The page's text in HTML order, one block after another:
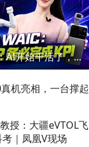
世界人工智能大会：AI开始干活了，但到底干的怎么样？萌新闯WAIC
机亮相，一台撑起
授：大疆eVTOL飞
｜凤凰V现场